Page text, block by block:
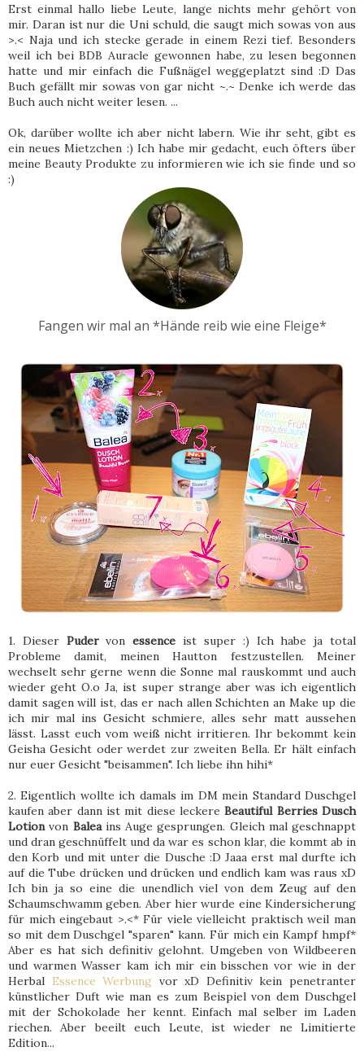
Erst einmal hallo liebe Leute, lange nichts mehr gehört von
mir. Daran ist nur die Uni schuld, die saugt mich sowas von aus
>.< Naja und ich stecke gerade in einem Rezi tief. Besonders
weil ich bei BDB Auracle gewonnen habe, zu lesen begonnen
hatte und mir einfach die Fußnägel weggeplatzt sind :D Das
Buch gefällt mir sowas von gar nicht ~.~ Denke ich werde das
Buch auch nicht weiter lesen. ...
Ok, darüber wollte ich aber nicht labern. Wie ihr seht, gibt es
ein neues Mietzchen :) Ich habe mir gedacht, euch öfters über
meine Beauty Produkte zu informieren wie ich sie finde und so
:)
Fangen wir mal an *Hände reib wie eine Fleige*
1. Dieser Pudervonessence ist super :) Ich habe ja total
Probleme damit, meinen Hautton festzustellen. Meiner
wechselt sehr gerne wenn die Sonne mal rauskommt und auch
wieder geht O.o Ja, ist super strange aber was ich eigentlich
damit sagen will ist, das er nach allen Schichten an Make up die
ich mir mal ins Gesicht schmiere, alles sehr matt aussehen
lässt. Lasst euch vom weiß nicht irritieren. Ihr bekommt kein
Geisha Gesicht oder werdet zur zweiten Bella. Er hält einfach
nur euer Gesicht "beisammen". Ich liebe ihn hihi*
2. Eigentlich wollte ich damals im DM mein Standard Duschgel
kaufen aber dann ist mit diese leckereBeautiful Berries Dusch
Lotion von Baleains Auge gesprungen. Gleich mal geschnappt
und dran geschnüffelt und da war es schon klar, die kommt ab in
den Korb und mit unter die Dusche :D Jaaa erst mal durfte ich
auf die Tube drücken und drücken und endlich kam was raus xD
Ich bin ja so eine die unendlich viel von dem Zeug auf den
Schaumschwamm geben. Aber hier wurde eine Kindersicherung
für mich eingebaut >.<* Für viele vielleicht praktisch weil man
so mit dem Duschgel "sparen" kann. Für mich ein Kampf hmpf*
Aber es hat sich definitiv gelohnt. Umgeben von Wildbeeren
und warmen Wasser kam ich mir ein bisschen vor wie in der
Herbal Essence Werbung vor xD Definitiv kein penetranter
künstlicher Duft wie man es zum Beispiel von dem Duschgel
mit der Schokolade her kennt. Einfach mal selber im Laden
riechen. Aber beeilt euch Leute, ist wieder ne Limitierte
Edition...